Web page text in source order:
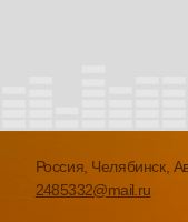
Россия, Челябинск,
2485332@mail.ru